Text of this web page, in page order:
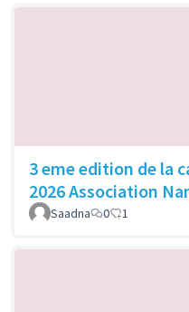
3 eme edition de la
2026 Association
Saadna 0 1